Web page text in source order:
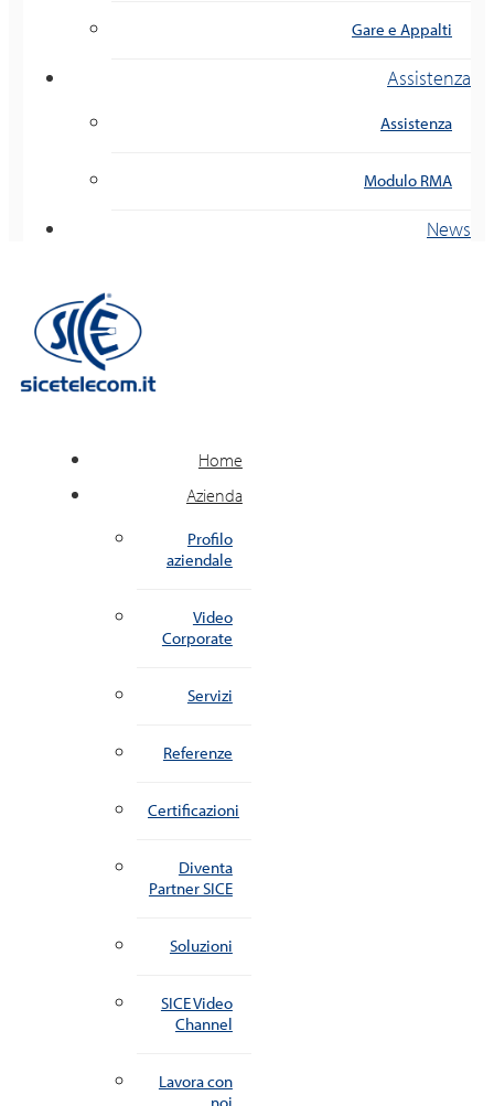
Gare e Appalti
Assistenza
Assistenza
Modulo RMA
News
Home
Azienda
Profilo
aziendale
Video
Corporate
Servizi
Referenze
Certificazioni
Diventa
Partner SICE
Soluzioni
SICE Video
Channel
Lavora con